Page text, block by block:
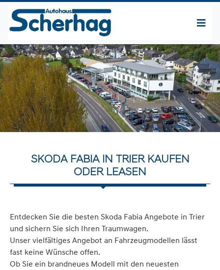
SKODA FABIA IN TRIER KAUFEN
ODER LEASEN
Entdecken Sie die besten Skoda Fabia Angebote in Trier
und sichern Sie sich Ihren Traumwagen.
Unser vielfältiges Angebot an Fahrzeugmodellen lässt
fast keine Wünsche offen.
Ob Sie ein brandneues Modell mit den neuesten